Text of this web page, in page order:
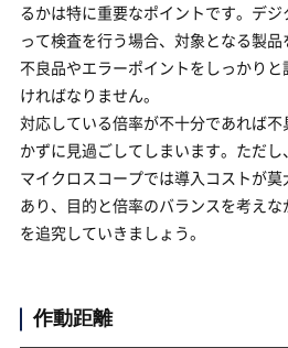
るかは特に重要なポイントです。デ
って検査を行う場合、対象となる製
不良品やエラーポイントをしっかり
ければなりません。
対応している倍率が不十分であれば
かずに見過ごしてしまいます。ただ
マイクロスコープでは導入コストが
あり、目的と倍率のバランスを考え
を追究していきましょう。
作動距離